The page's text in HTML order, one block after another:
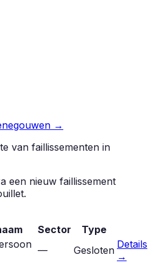
→
van faillissementen in
een nieuw faillissement
.
Sector
Type
— Gesloten Details
→